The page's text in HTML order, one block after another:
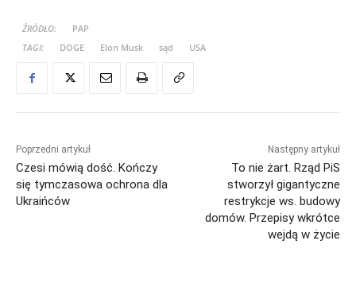
ŹRÓDŁO:
PAP
TAGI:
DOGE Elon Musk sąd USA
Poprzedni artykuł
Czesi mówią dość. Kończy
się tymczasowa ochrona dla
Ukraińców
Następny artykuł
To nie żart. Rząd PiS
stworzył gigantyczne
restrykcje ws. budowy
domów. Przepisy wkrótce
wejdą w życie